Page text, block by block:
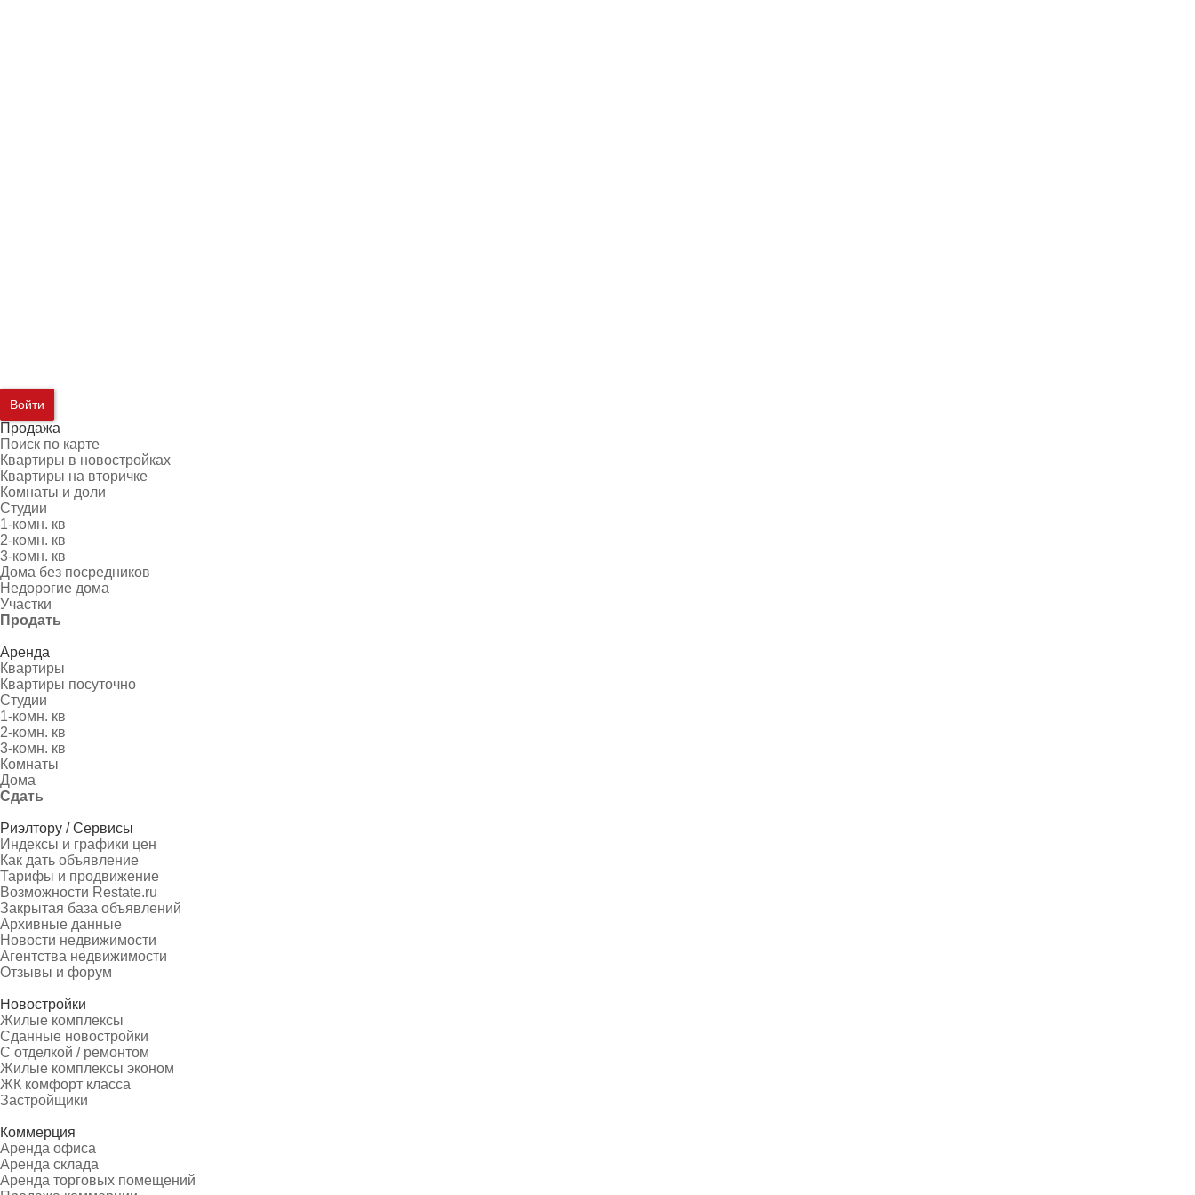
Войти
Продажа
Поиск по карте
Квартиры в новостройках
Квартиры на вторичке
Комнаты и доли
Студии
1-комн. кв
2-комн. кв
3-комн. кв
Дома без посредников
Недорогие дома
Участки
Продать
Аренда
Квартиры
Квартиры посуточно
Студии
1-комн. кв
2-комн. кв
3-комн. кв
Комнаты
Дома
Сдать
Риэлтору / Сервисы
Индексы и графики цен
Как дать объявление
Тарифы и продвижение
Возможности Restate.ru
Закрытая база объявлений
Архивные данные
Новости недвижимости
Агентства недвижимости
Отзывы и форум
Новостройки
Жилые комплексы
Сданные новостройки
С отделкой / ремонтом
Жилые комплексы эконом
ЖК комфорт класса
Застройщики
Коммерция
Аренда офиса
Аренда склада
Аренда торговых помещений